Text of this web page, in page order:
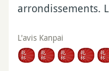
arrondissements.
L'avis Kanpai